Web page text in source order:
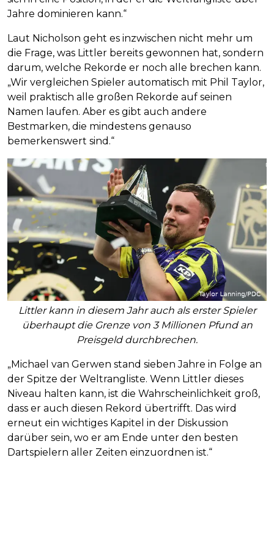
Jahre dominieren kann.“
Laut Nicholson geht es inzwischen nicht mehr um
die Frage, was Littler bereits gewonnen hat, sondern
darum, welche Rekorde er noch alle brechen kann.
„Wir vergleichen Spieler automatisch mit Phil Taylor,
weil praktisch alle großen Rekorde auf seinen
Namen laufen. Aber es gibt auch andere
Bestmarken, die mindestens genauso
bemerkenswert sind.“
Littler kann in diesem Jahr auch als erster Spieler
überhaupt die Grenze von 3 Millionen Pfund an
Preisgeld durchbrechen.
„Michael van Gerwen stand sieben Jahre in Folge an
der Spitze der Weltrangliste. Wenn Littler dieses
Niveau halten kann, ist die Wahrscheinlichkeit groß,
dass er auch diesen Rekord übertrifft. Das wird
erneut ein wichtiges Kapitel in der Diskussion
darüber sein, wo er am Ende unter den besten
Dartspielern aller Zeiten einzuordnen ist.“